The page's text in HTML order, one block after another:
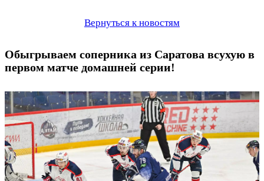
Вернуться к новостям
Обыгрываем соперника из Саратова всухую в
первом матче домашней серии!